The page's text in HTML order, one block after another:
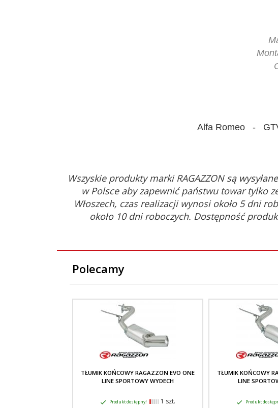
Alfa Romeo -
Wszyskie produkty marki RAGAZZON są
w Polsce aby zapewnić państwu towar tylko
Włoszech, czas realizacji wynosi około 5 dni
około 10 dni roboczych. Dostępność
Polecamy
TŁUMIK KOŃCOWY RAGAZZON EVO ONE
LINE SPORTOWY WYDECH
Produkt dostępny! 1 szt.
TŁUMIK KOŃCOWY
LINE
Produkt